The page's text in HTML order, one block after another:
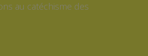
au catéchisme des